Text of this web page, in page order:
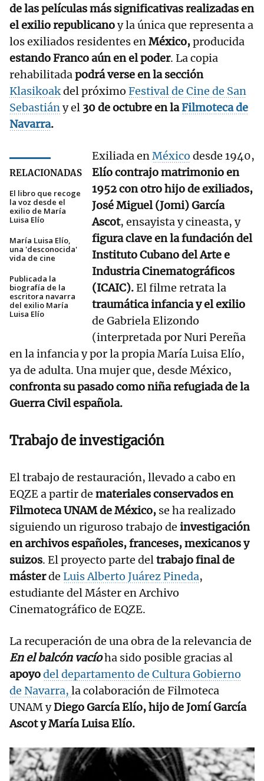
de las películas más significativas realizadas en
el exilio republicanoy la única que representa a
los exiliados residentes enMéxico,producida
estando Franco aún en el poder. La copia
rehabilitadapodrá verse en la sección
Klasikoakdel próximo Festival de Cine de San
Sebastiány el 30 de octubre en laFilmoteca de
Navarra.
RELACIONADAS
El libro que recoge
la voz desde el
exilio de María
Luisa Elío
María Luisa Elío,
una 'desconocida'
vida de cine
Publicada la
biografía de la
escritora navarra
del exilio María
Luisa Elío
Exiliada enMéxico desde 1940,
Elío contrajo matrimonio en
1952 con otro hijo de exiliados,
José Miguel (Jomi) García
Ascot, ensayista y cineasta, y
figura clave en la fundación del
Instituto Cubano del Arte e
Industria Cinematográficos
(ICAIC).El filme retrata la
traumática infancia y el exilio
de Gabriela Elizondo
(interpretada por Nuri Pereña
en la infancia y por la propia María Luisa Elío,
ya de adulta. Una mujer que, desde México,
confronta su pasado como niña refugiada de la
Guerra Civil española.
Trabajo de investigación
El trabajo de restauración, llevado a cabo en
EQZE a partir de materiales conservados en
Filmoteca UNAM de México, se ha realizado
siguiendo un riguroso trabajo de investigación
en archivos españoles, franceses, mexicanos y
suizos. El proyecto parte deltrabajo final de
másterde Luis Alberto Juárez Pineda,
estudiante del Máster en Archivo
Cinematográfico de EQZE.
La recuperación de una obra de la relevancia de
En el balcón vacíoha sido posible gracias al
apoyodel departamento de Cultura Gobierno
de Navarra, la colaboración de Filmoteca
UNAM yDiego García Elío, hijo de Jomí García
Ascot y María Luisa Elío.